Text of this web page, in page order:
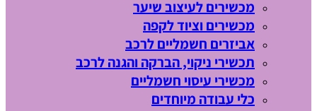
מכשירים לעיצוב שיער
מכשירים וציוד לקפה
אביזרים חשמליים לרכב
תכשירי ניקוי, הברקה והגנה לרכב
מכשירי עיסוי חשמליים
כלי עבודה מיוחדים